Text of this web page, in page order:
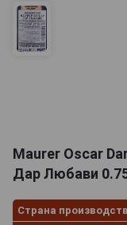
Maurer Oscar
Дар Любави
Страна